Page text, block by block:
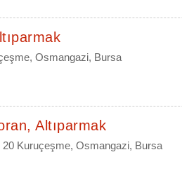
Osmangazi, Bursa
Altıparmak
Kuruçeşme, Osmangazi, Bursa